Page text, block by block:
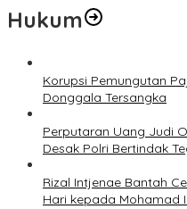
Hukum
Korupsi Pemungutan
Donggala Tersangka
Perputaran Uang Judi
Desak Polri Bertindak
Rizal Intjenae Bantah
Hari kepada Mohamad